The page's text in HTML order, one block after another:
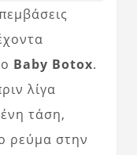
Baby Botox.
λίγα
τάση,
ρεύμα στην